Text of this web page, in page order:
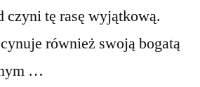
tę rasę wyjątkową.
również swoją bogatą
…